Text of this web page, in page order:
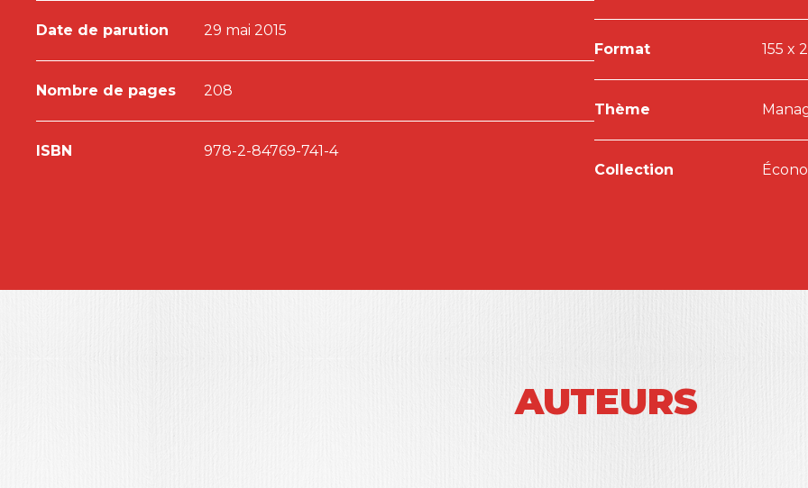
Date de parution 29 mai 2015
Nombre de pages 208
ISBN 978-2-84769-741-4
Format 155 x
Thème
Collection
AUTEURS